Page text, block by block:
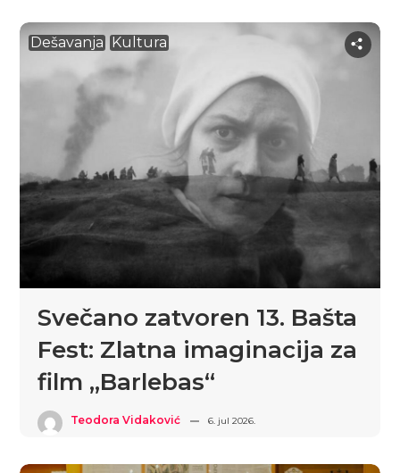
Dešavanja Kultura
Svečano zatvoren 13. Bašta
Fest: Zlatna imaginacija za
film „Barlebas“
Teodora Vidaković 6. jul 2026.